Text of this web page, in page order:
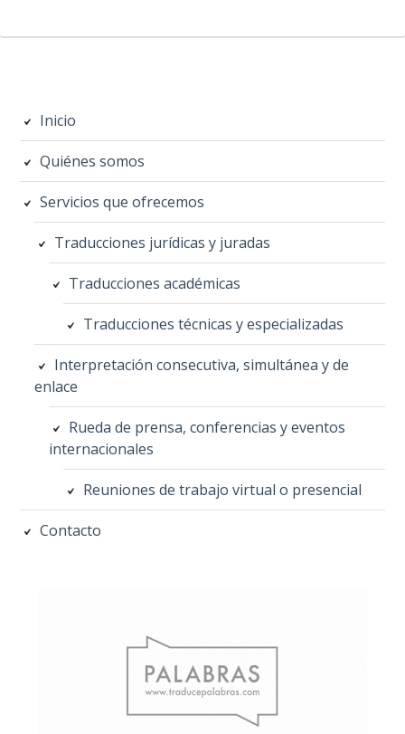
Barra
lateral
subsidiaria
Inicio
Quiénes somos
Servicios que ofrecemos
Traducciones jurídicas y juradas
Traducciones académicas
Traducciones técnicas y especializadas
Interpretación consecutiva, simultánea y de
enlace
Rueda de prensa, conferencias y eventos
internacionales
Reuniones de trabajo virtual o presencial
Contacto